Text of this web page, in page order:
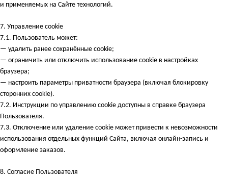
и применяемых на Сайте технологий.
7. Управление cookie
7.1. Пользователь может:
— удалить ранее сохранённые cookie;
— ограничить или отключить использование cookie в настройках
браузера;
— настроить параметры приватности браузера (включая блокировку
сторонних cookie).
7.2. Инструкции по управлению cookie доступны в справке браузера
Пользователя.
7.3. Отключение или удаление cookie может привести к невозможности
использования отдельных функций Сайта, включая онлайн-запись и
оформление заказов.
8. Согласие Пользователя